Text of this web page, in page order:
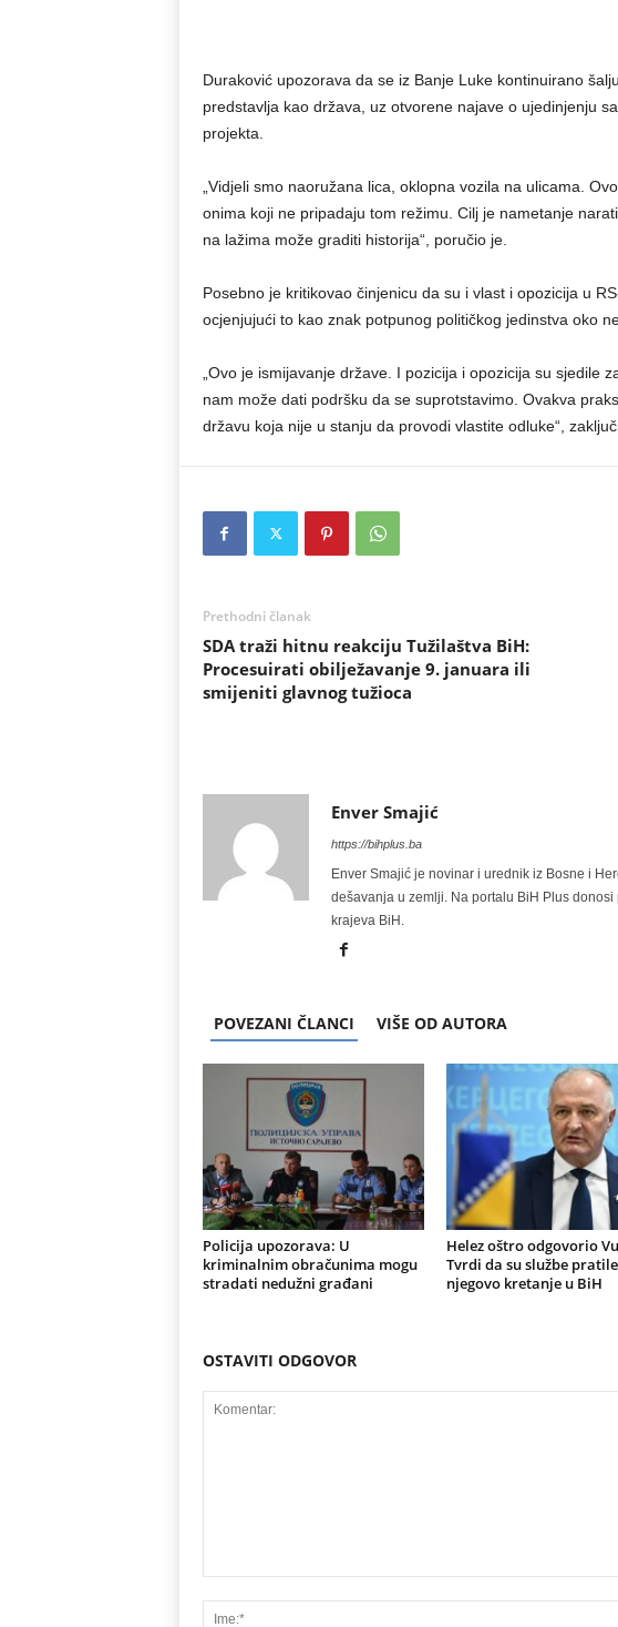
Duraković upozorava da se iz Banje Luke kontinuirano
predstavlja kao država, uz otvorene najave o ujedinjenju
projekta.
„Vidjeli smo naoružana lica, oklopna vozila na ulicama.
onima koji ne pripadaju tom režimu. Cilj je nametanje
na lažima može graditi historija“, poručio je.
Posebno je kritikovao činjenicu da su i vlast i opozicija u
ocjenjujući to kao znak potpunog političkog jedinstva oko
„Ovo je ismijavanje države. I pozicija i opozicija su sjedile
nam može dati podršku da se suprotstavimo. Ovakva
državu koja nije u stanju da provodi vlastite odluke“,
Prethodni članak
SDA traži hitnu reakciju Tužilaštva BiH:
Procesuirati obilježavanje 9. januara ili
smijeniti glavnog tužioca
Enver Smajić
https://bihplus.ba
Enver Smajić je novinar i urednik iz Bosne i
dešavanja u zemlji. Na portalu BiH Plus
krajeva BiH.
POVEZANI ČLANCI VIŠE OD AUTORA
Policija upozorava: U
kriminalnim obračunima mogu
stradati nedužni građani
Helez oštro odgovorio
Tvrdi da su službe pratile
njegovo kretanje u BiH
OSTAVITI ODGOVOR